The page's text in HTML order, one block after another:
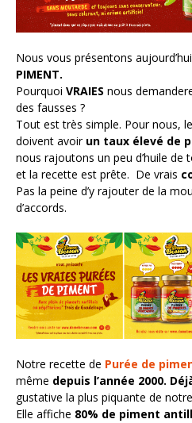
Nos actus pimentées
POINTS DE VENTE
Nous vous présentons
PIMENT.
Pourquoi VRAIES nous
des fausses ?
Tout est très simple. Pour nous,
doivent avoir un taux élevé de
nous rajoutons un peu d’huile de
et la recette est prête. De vrais
Pas la peine d’y rajouter de la
d’accords.
Notre recette de Purée de
même depuis l’année 2000.
gustative la plus piquante de
Elle affiche 80% de piment